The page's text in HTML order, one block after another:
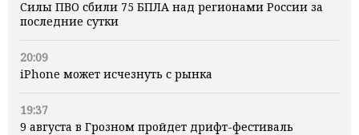
Силы ПВО сбили 75 БПЛА над регионами России за
последние сутки
20:09
iPhone может исчезнуть с рынка
19:37
9 августа в Грозном пройдет дрифт-фестиваль